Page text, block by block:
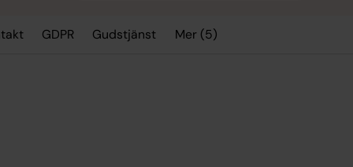
GDPR Gudstjänst Mer (5)